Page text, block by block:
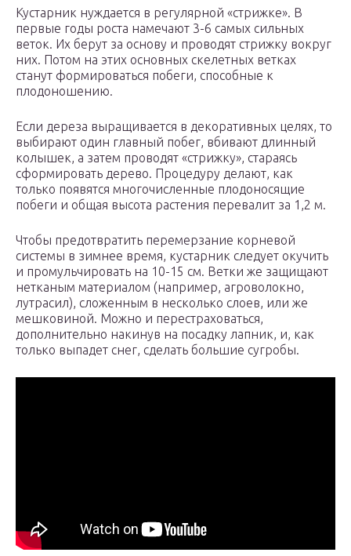
Кустарник нуждается в регулярной «стрижке». В
первые годы роста намечают 3-6 самых сильных
веток. Их берут за основу и проводят стрижку вокруг
них. Потом на этих основных скелетных ветках
станут формироваться побеги, способные к
плодоношению.
Если дереза выращивается в декоративных целях, то
выбирают один главный побег, вбивают длинный
колышек, а затем проводят «стрижку», стараясь
сформировать дерево. Процедуру делают, как
только появятся многочисленные плодоносящие
побеги и общая высота растения перевалит за 1,2 м.
Чтобы предотвратить перемерзание корневой
системы в зимнее время, кустарник следует окучить
и промульчировать на 10-15 см. Ветки же защищают
нетканым материалом (например, агроволокно,
лутрасил), сложенным в несколько слоев, или же
мешковиной. Можно и перестраховаться,
дополнительно накинув на посадку лапник, и, как
только выпадет снег, сделать большие сугробы.